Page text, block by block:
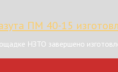
ПМ 40-15
НЗТО завершено